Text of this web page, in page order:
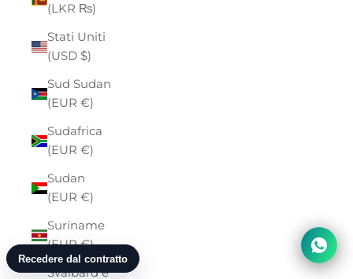
(LKR ₨)
Stati Uniti
(USD $)
Sud Sudan
(EUR €)
Sudafrica
(EUR €)
Sudan
(EUR €)
Suriname
(EUR €)
Svalbard e